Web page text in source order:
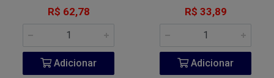
R$ 62,78
Adicionar
R$ 33,89
Adicionar